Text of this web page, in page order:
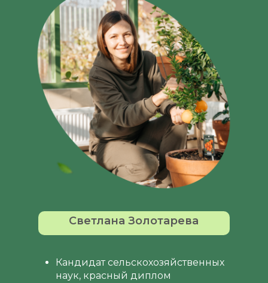
Светлана Золотарева
Кандидат сельскохозяйственных
наук, красный диплом